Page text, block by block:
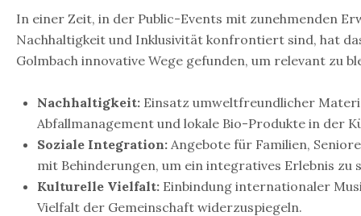
In einer Zeit, in der Public-Events mit zunehmenden
Nachhaltigkeit und Inklusivität konfrontiert sind, hat
Golmbach innovative Wege gefunden, um relevant zu
Nachhaltigkeit: Einsatz umweltfreundlicher
Abfallmanagement und lokale Bio-Produkte in der
Soziale Integration: Angebote für Familien,
mit Behinderungen, um ein integratives Erlebnis zu
Kulturelle Vielfalt: Einbindung internationaler
Vielfalt der Gemeinschaft widerzuspiegeln.